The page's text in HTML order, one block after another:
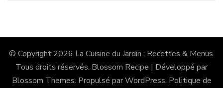
© Copyright 2026 La Cuisine du Jardin : Recettes & Menus.
Tous droits réservés. Blossom Recipe | Développé par
Blossom Themes. Propulsé parWordPress. Politique de